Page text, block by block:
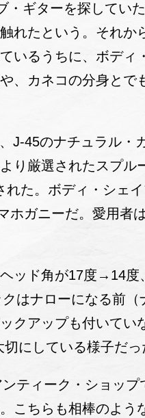
ギターを探してい
れたという。それか
いるうちに、ボディ
、カネコの分身とで
J-45のナチュラル・
り厳選されたスプル
た。ボディ・シェ
ホガニーだ。愛用者
ッド角が17度→14度
はナローになる前
クアップも付いてい
にしている様子だっ
ティーク・ショッ
こちらも相棒のよう